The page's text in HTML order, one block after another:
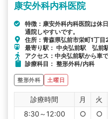
康安外科内科医院
特徴：康安外科内科医院は休
通院しやすいです。
住所：青森県弘前市栄町1丁
最寄り駅： 中央弘前駅 弘前
アクセス：中央弘前駅から車
診療科目： 整形外科/内科
整形外科 土曜日
診療時間 月 火
8:30～12:00
○ ○